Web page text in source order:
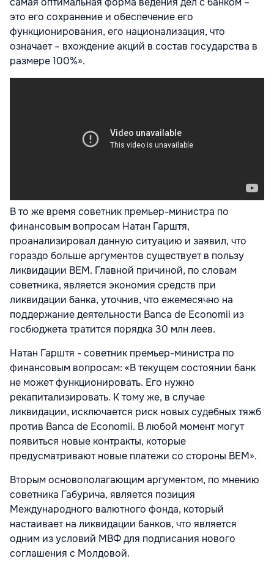
это его сохранение и обеспечение его
функционирования, его национализация, что
означает – вхождение акций в состав государства в
размере 100%».
В то же время советник премьер-министра по
финансовым вопросам Натан Гарштя,
проанализировал данную ситуацию и заявил, что
гораздо больше аргументов существует в пользу
ликвидации ВЕМ. Главной причиной, по словам
советника, является экономия средств при
ликвидации банка, уточнив, что ежемесячно на
поддержание деятельности Banca de Economii из
госбюджета тратится порядка 30 млн леев.
Натан Гарштя - советник премьер-министра по
финансовым вопросам: «В текущем состоянии банк
не может функционировать. Его нужно
рекапитализировать. К тому же, в случае
ликвидации, исключается риск новых судебных тяжб
против Banca de Economii. В любой момент могут
появиться новые контракты, которые
предусматривают новые платежи со стороны BEM».
Вторым основополагающим аргументом, по мнению
советника Габурича, является позиция
Международного валютного фонда, который
настаивает на ликвидации банков, что является
одним из условий МВФ для подписания нового
соглашения с Молдовой.